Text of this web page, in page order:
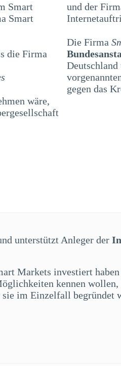
Smart
die Firma
wäre,
und der
Die Firma
gegen das
unterstützt Anleger der
Markets investiert
kennen
im Einzelfall begründet